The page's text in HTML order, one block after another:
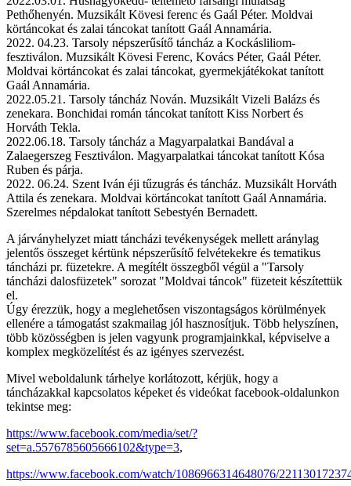
Pethőhenyén. Muzsikált Kövesi ferenc és Gaál Péter. Moldvai
körtáncokat és zalai táncokat tanított Gaál Annamária.
2022. 04.23. Tarsoly népszerűsítő táncház a Kockásliliom-
fesztiválon. Muzsikált Kövesi Ferenc, Kovács Péter, Gaál Péter.
Moldvai körtáncokat és zalai táncokat, gyermekjátékokat tanított
Gaál Annamária.
2022.05.21. Tarsoly táncház Nován. Muzsikált Vizeli Balázs és
zenekara. Bonchidai román táncokat tanított Kiss Norbert és
Horváth Tekla.
2022.06.18. Tarsoly táncház a Magyarpalatkai Bandával a
Zalaegerszeg Fesztiválon. Magyarpalatkai táncokat tanított Kósa
Ruben és párja.
2022. 06.24. Szent Iván éji tűzugrás és táncház. Muzsikált Horváth
Attila és zenekara. Moldvai körtáncokat tanított Gaál Annamária.
Szerelmes népdalokat tanított Sebestyén Bernadett.
A járványhelyzet miatt táncházi tevékenységek mellett aránylag
jelentős összeget kértünk népszerűsítő felvétekekre és tematikus
táncházi pr. füzetekre. A megítélt összegből végül a "Tarsoly
táncházi dalosfüzetek" sorozat "Moldvai táncok" füzeteit készítettük
el.
Úgy érezzük, hogy a meglehetősen viszontagságos körülmények
ellenére a támogatást szakmailag jól hasznosítjuk. Több helyszínen,
több közösségben is jelen vagyunk programjainkkal, képviselve a
komplex megközelítést és az igényes szervezést.
Mivel weboldalunk tárhelye korlátozott, kérjük, hogy a
táncházakkal kapcsolatos képeket és videókat facebook-oldalunkon
tekintse meg:
https://www.facebook.com/media/set/?
set=a.5576785605666102&type=3,
https://www.facebook.com/watch/1086966314648076/